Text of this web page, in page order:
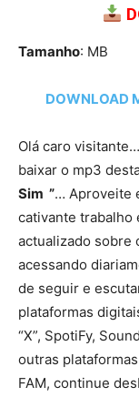
Tamanho: MB
DOWNLOAD
Olá caro
baixar o mp3
Sim ”… Aproveite
cativante trabalho
actualizado sobre
acessando
de seguir e
plataformas
“X”, SpotiFy,
outras
FAM, continue